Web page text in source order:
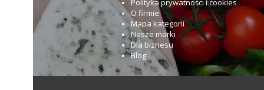
Polityka prywatności i cookies
O firmie
Mapa kategorii
Nasze marki
Dla biznesu
Blog